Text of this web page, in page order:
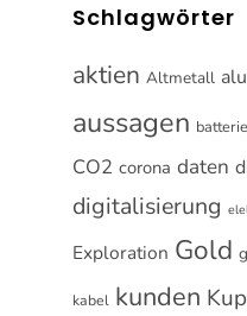
Schlagwörter
aktien Altmetall
aussagen batterie
CO2 corona daten
digitalisierung
Exploration Gold
kabel kunden